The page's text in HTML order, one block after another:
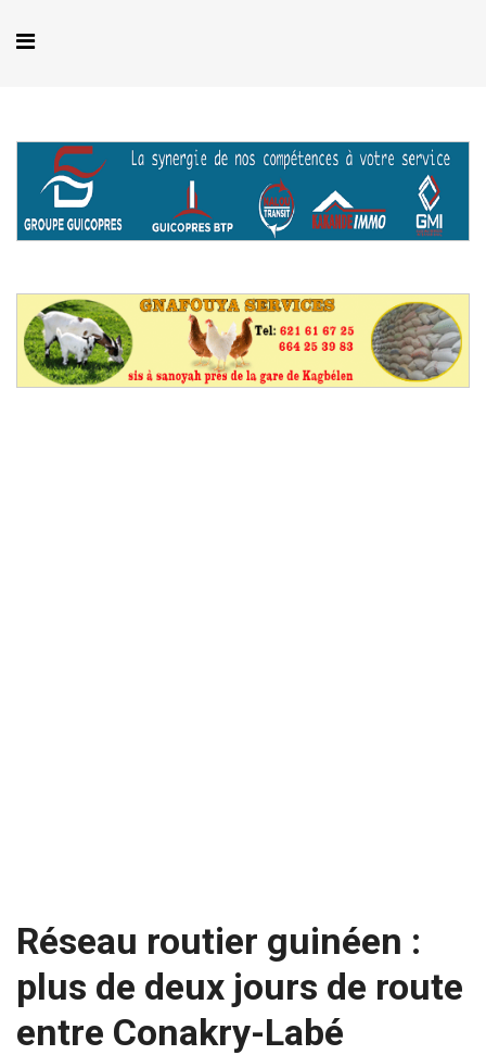
Réseau routier guinéen :
plus de deux jours de route
entre Conakry-Labé